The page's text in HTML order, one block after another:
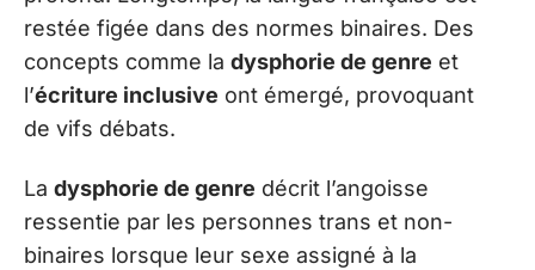
restée figée dans des normes binaires. Des
concepts comme la dysphorie de genre et
l’écriture inclusive ont émergé, provoquant
de vifs débats.
La dysphorie de genre décrit l’angoisse
ressentie par les personnes trans et non-
binaires lorsque leur sexe assigné à la